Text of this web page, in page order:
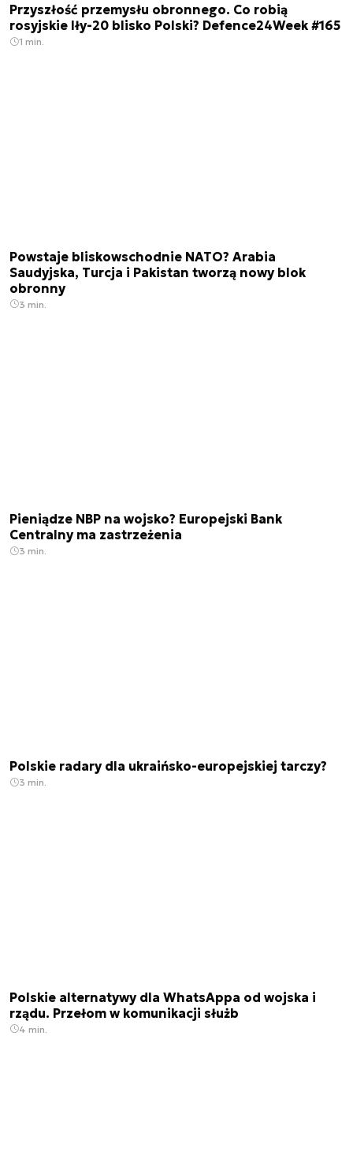
Przyszłość przemysłu obronnego. Co robią
rosyjskie Iły-20 blisko Polski? Defence24Week #165
1 min.
Powstaje bliskowschodnie NATO? Arabia
Saudyjska, Turcja i Pakistan tworzą nowy blok
obronny
3 min.
Pieniądze NBP na wojsko? Europejski Bank
Centralny ma zastrzeżenia
3 min.
Polskie radary dla ukraińsko-europejskiej tarczy?
3 min.
Polskie alternatywy dla WhatsAppa od wojska i
rządu. Przełom w komunikacji służb
4 min.